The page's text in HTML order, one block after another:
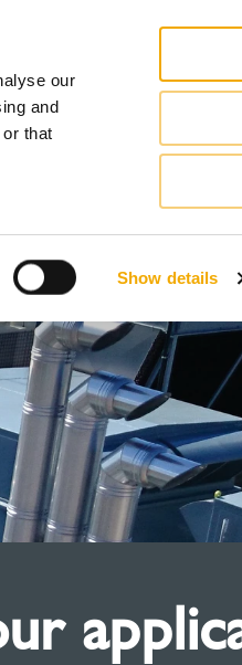
our
and
that
Show details
Danimarca
Lituania
Romania
Svezia